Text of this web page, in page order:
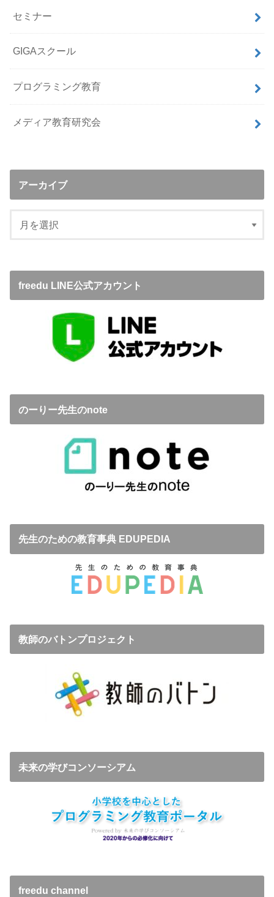
セミナー
GIGAスクール
プログラミング教育
メディア教育研究会
アーカイブ
freedu LINE公式アカウント
のーりー先生のnote
先生のための教育事典 EDUPEDIA
教師のバトンプロジェクト
未来の学びコンソーシアム
freedu channel